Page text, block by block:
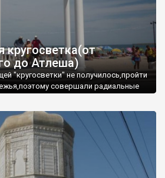
кругосветка(от
до Атлеша)
"кругосветки" не получилось,пройти
совершали радиальные